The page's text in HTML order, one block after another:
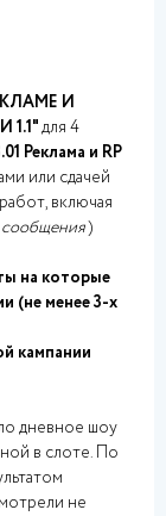
И
для 4
Реклама и RP
или сдачей
включая
сообщения)
на которые
(не менее 3-х
кампании
дневное шоу
в слоте. По
не